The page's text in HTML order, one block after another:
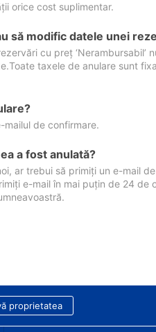
orice cost suplimentar.
să modific datele unei
cu preț ‘Nerambursabil’
taxele de anulare sunt
mailul de confirmare.
a fost anulată?
ar trebui să primiți un e-mail
e-mail în mai puțin de 24
proprietatea